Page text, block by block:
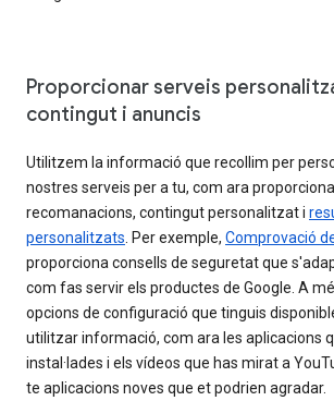
Proporcionar serveis
contingut i anuncis
Utilitzem la informació que recollim per
nostres serveis per a tu, com ara
recomanacions, contingut personalitzat i
personalitzats . Per exemple, Comprovació
proporciona consells de seguretat que
com fas servir els productes de Google. A
opcions de configuració que tinguis
utilitzar informació, com ara les aplicacions
instal·lades i els vídeos que has mirat a
te aplicacions noves que et podrien agradar.